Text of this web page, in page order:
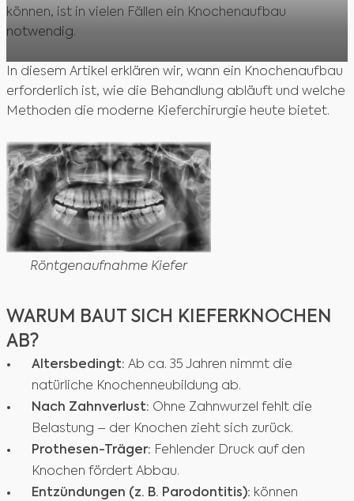
können, ist in vielen Fällen ein Knochenaufbau
notwendig.
In diesem Artikel erklären wir, wann ein Knochenaufbau
erforderlich ist, wie die Behandlung abläuft und welche
Methoden die moderne Kieferchirurgie heute bietet.
Röntgenaufnahme Kiefer
WARUM BAUT SICH KIEFERKNOCHEN
AB?
Altersbedingt: Ab ca. 35 Jahren nimmt die
natürliche Knochenneubildung ab.
Nach Zahnverlust: Ohne Zahnwurzel fehlt die
Belastung – der Knochen zieht sich zurück.
Prothesen-Träger: Fehlender Druck auf den
Knochen fördert Abbau.
Entzündungen (z. B. Parodontitis): können